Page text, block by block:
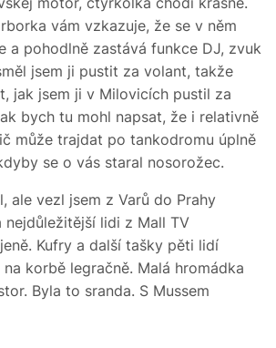
vám vzkazuje, že se v něm
a pohodlně zastává funkce DJ, zvuk
jsem ji pustit za volant, takže
jak jsem ji v Milovicích pustil za
bych tu mohl napsat, že i relativně
může trajdat po tankodromu úplně
se o vás staral nosorožec.
ale vezl jsem z Varů do Prahy
nejdůležitější lidi z Mall TV
Kufry a další tašky pěti lidí
korbě legračně. Malá hromádka
Byla to sranda. S Mussem